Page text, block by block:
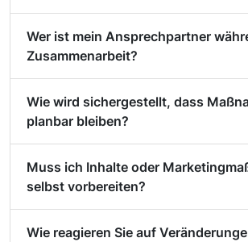
Wer ist mein Ansprechpartner
Zusammenarbeit?
Wie wird sichergestellt, dass
planbar bleiben?
Muss ich Inhalte oder
selbst vorbereiten?
Wie reagieren Sie auf